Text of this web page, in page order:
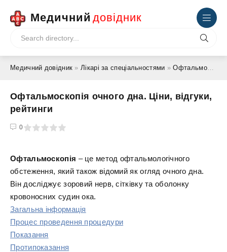
Медичний довідник
Медичний довідник »Лікарі за спеціальностями »Офтальмолог - окуліст
Офтальмоскопія очного дна. Ціни, відгуки,
рейтинги
0
5
Офтальмоскопія – це метод офтальмологічного
обстеження, який також відомий як огляд очного дна.
Він досліджує зоровий нерв, сітківку та оболонку
кровоносних судин ока.
Загальна інформація
Процес проведення процедури
Показання
Протипоказання